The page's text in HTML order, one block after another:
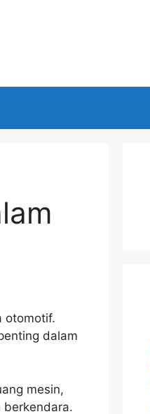
otomotif.
dalam
mesin,
berkendara.